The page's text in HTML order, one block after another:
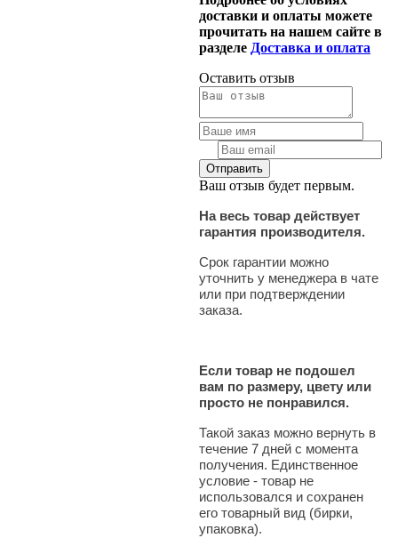
доставки и оплаты можете
прочитать на нашем сайте в
разделе Доставка и оплата
Оставить отзыв
Ваш отзыв будет первым.
На весь товар действует
гарантия производителя.
Срок гарантии можно
уточнить у менеджера в чате
или при подтверждении
заказа.
Если товар не подошел
вам по размеру, цвету или
просто не понравился.
Такой заказ можно вернуть в
течение 7 дней с момента
получения. Единственное
условие - товар не
использовался и сохранен
его товарный вид (бирки,
упаковка).